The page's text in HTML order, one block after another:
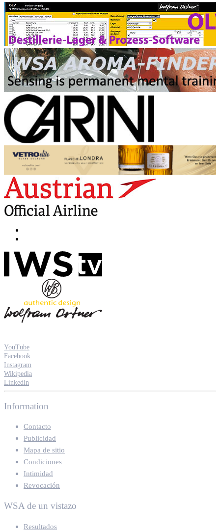
YouTube
Facebook
Instagram
Wikipedia
Linkedin
Information
Contacto
Publicidad
Mapa de sitio
Condiciones
Intimidad
Revocación
WSA de un vistazo
Resultados